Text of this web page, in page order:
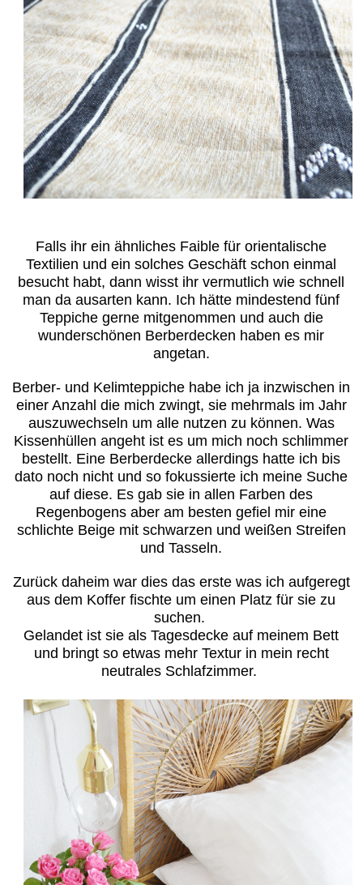
Falls ihr ein ähnliches Faible für orientalische
Textilien und ein solches Geschäft schon einmal
besucht habt, dann wisst ihr vermutlich wie schnell
man da ausarten kann. Ich hätte mindestend fünf
Teppiche gerne mitgenommen und auch die
wunderschönen Berberdecken haben es mir
angetan.
Berber- und Kelimteppiche habe ich ja inzwischen in
einer Anzahl die mich zwingt, sie mehrmals im Jahr
auszuwechseln um alle nutzen zu können. Was
Kissenhüllen angeht ist es um mich noch schlimmer
bestellt. Eine Berberdecke allerdings hatte ich bis
dato noch nicht und so fokussierte ich meine Suche
auf diese. Es gab sie in allen Farben des
Regenbogens aber am besten gefiel mir eine
schlichte Beige mit schwarzen und weißen Streifen
und Tasseln.
Zurück daheim war dies das erste was ich aufgeregt
aus dem Koffer fischte um einen Platz für sie zu
suchen.
Gelandet ist sie als Tagesdecke auf meinem Bett
und bringt so etwas mehr Textur in mein recht
neutrales Schlafzimmer.